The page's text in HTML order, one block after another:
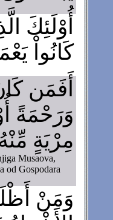
أُوْلَئِكَ
كَانُواْ
أَفَمَن
وَرَحْمَةً
مِرْيَةٍ
Musaova,
od Gospodara
وَمَنْ